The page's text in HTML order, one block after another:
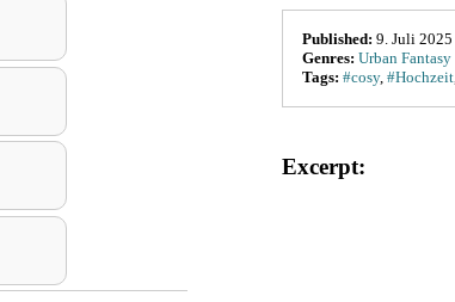
Published: 9. Juli 2025
Genres: Urban Fantasy
Tags: #cosy,#Hochzeit
Excerpt: